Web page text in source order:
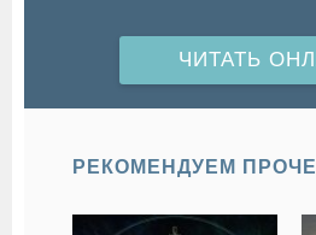
ЧИТАТЬ
РЕКОМЕНДУЕМ